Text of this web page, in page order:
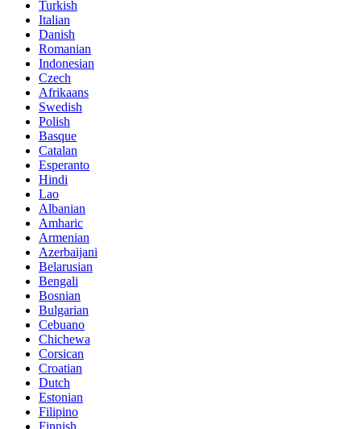
Turkish
Italian
Danish
Romanian
Indonesian
Czech
Afrikaans
Swedish
Polish
Basque
Catalan
Esperanto
Hindi
Lao
Albanian
Amharic
Armenian
Azerbaijani
Belarusian
Bengali
Bosnian
Bulgarian
Cebuano
Chichewa
Corsican
Croatian
Dutch
Estonian
Filipino
Finnish